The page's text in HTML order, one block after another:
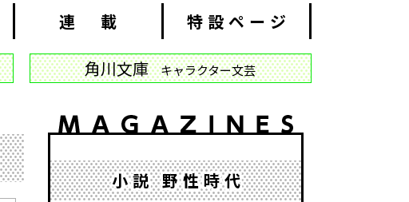
連 載 特設ページ
角川文庫 キャラクター文芸
小説 野性時代